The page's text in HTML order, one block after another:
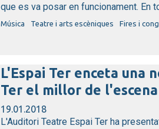
que es va posar en funcionament. En
Música Teatre i arts escèniques Fires i
L'Espai Ter enceta una
Ter el millor de
19.01.2018
L'Auditori Teatre Espai Ter ha